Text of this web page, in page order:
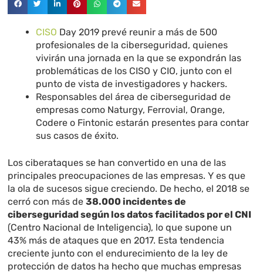
CISO Day 2019 prevé reunir a más de 500
profesionales de la ciberseguridad, quienes
vivirán una jornada en la que se expondrán las
problemáticas de los CISO y CIO, junto con el
punto de vista de investigadores y hackers.
Responsables del área de ciberseguridad de
empresas como Naturgy, Ferrovial, Orange,
Codere o Fintonic estarán presentes para contar
sus casos de éxito.
Los ciberataques se han convertido en una de las
principales preocupaciones de las empresas. Y es que
la ola de sucesos sigue creciendo. De hecho, el 2018 se
cerró con más de38.000 incidentes de
ciberseguridad según los datos facilitados por el CNI
(Centro Nacional de Inteligencia), lo que supone un
43% más de ataques que en 2017. Esta tendencia
creciente junto con el endurecimiento de la ley de
protección de datos ha hecho que muchas empresas